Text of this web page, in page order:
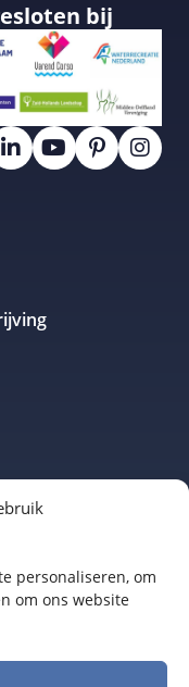
personaliseren, om
om ons website
bij